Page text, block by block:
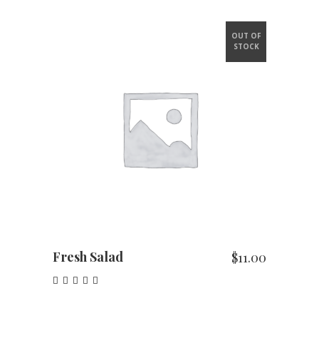
OUT OF
STOCK
LIRE LA SUITE
Fresh Salad $11.00